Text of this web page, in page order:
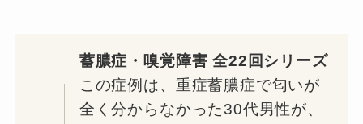
蓄膿症・嗅覚障害 全22回シリーズ
この症例は、重症蓄膿症で匂いが
全く分からなかった30代男性が、